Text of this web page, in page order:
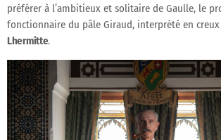
préférer à l’ambitieux et solitaire de Gaulle, le
fonctionnaire du pâle Giraud, interprété en
Lhermitte.